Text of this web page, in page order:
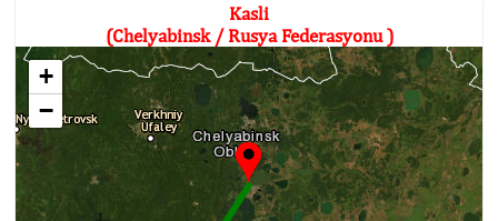
Kasli
(Chelyabinsk / Rusya Federasyonu )
+
−